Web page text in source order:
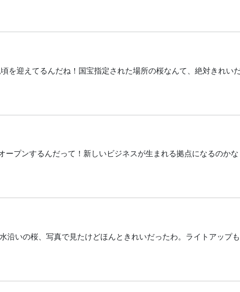
を迎えてるんだね！国宝指定された場所の桜なんて、絶対きれい
ープンするんだって！新しいビジネスが生まれる拠点になるのかな
沿いの桜、写真で見たけどほんときれいだったわ。ライトアップ